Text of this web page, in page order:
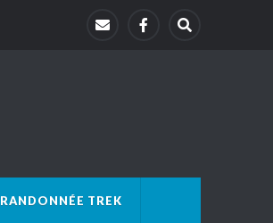
RANDONNÉE TREK